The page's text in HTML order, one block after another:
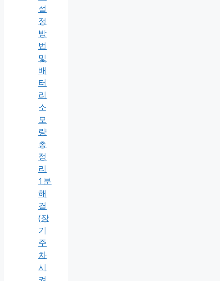
설
정
방
법
및
배
터
리
소
모
량
총
정
리
1분
해
결
(장
기
주
차
시